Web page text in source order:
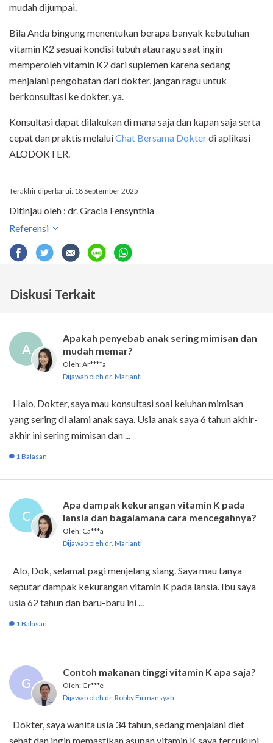
mudah dijumpai.
Bila Anda bingung menentukan berapa banyak kebutuhan
vitamin K2 sesuai kondisi tubuh atau ragu saat ingin
memperoleh vitamin K2 dari suplemen karena sedang
menjalani pengobatan dari dokter, jangan ragu untuk
berkonsultasi ke dokter, ya.
Konsultasi dapat dilakukan di mana saja dan kapan saja serta
cepat dan praktis melaluiChat Bersama Dokterdi aplikasi
ALODOKTER.
Terakhir diperbarui: 18 September 2025